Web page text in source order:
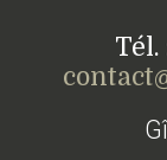
Tél.